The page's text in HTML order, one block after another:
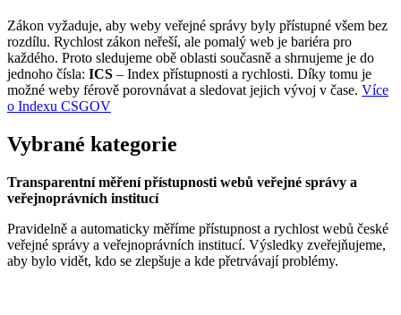
Zákon vyžaduje, aby weby veřejné správy byly přístupné všem bez
rozdílu. Rychlost zákon neřeší, ale pomalý web je bariéra pro
každého. Proto sledujeme obě oblasti současně a shrnujeme je do
jednoho čísla: ICS – Index přístupnosti a rychlosti. Díky tomu je
možné weby férově porovnávat a sledovat jejich vývoj v čase. Více
o Indexu CSGOV
Vybrané kategorie
Transparentní měření přístupnosti webů veřejné správy a
veřejnoprávních institucí
Pravidelně a automaticky měříme přístupnost a rychlost webů české
veřejné správy a veřejnoprávních institucí. Výsledky zveřejňujeme,
aby bylo vidět, kdo se zlepšuje a kde přetrvávají problémy.